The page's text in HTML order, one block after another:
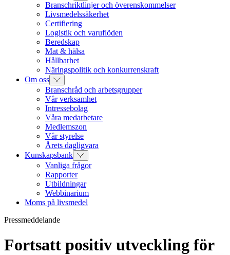
Branschriktlinjer och överenskommelser
Livsmedelssäkerhet
Certifiering
Logistik och varuflöden
Beredskap
Mat & hälsa
Hållbarhet
Näringspolitik och konkurrenskraft
Om oss
Branschråd och arbetsgrupper
Vår verksamhet
Intressebolag
Våra medarbetare
Medlemszon
Vår styrelse
Årets dagligvara
Kunskapsbank
Vanliga frågor
Rapporter
Utbildningar
Webbinarium
Moms på livsmedel
Pressmeddelande
Fortsatt positiv utveckling för